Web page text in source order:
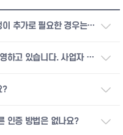
추가로 필요한 경우는
하고 있습니다. 사업자 한
?
인증 방법은 없나요?